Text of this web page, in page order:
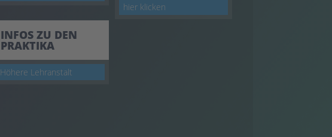
INFOS ZU DEN
PRAKTIKA
Höhere Lehranstalt
hier klicken